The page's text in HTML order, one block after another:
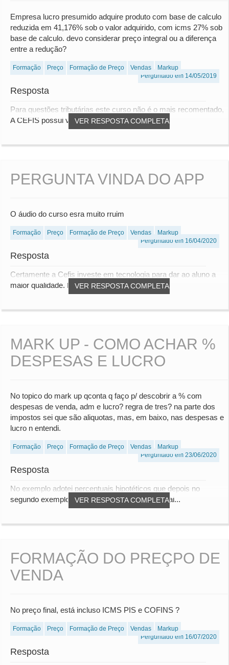
Empresa lucro presumido adquire produto com base de calculo
reduzida em 41,176% sob o valor adquirido, com icms 27% sob
base de calculo. devo considerar preço integral ou a diferença
entre a redução?
Formação Preço Formação de Preço Vendas
Markup
Perguntado em 14/05/2019
Resposta
VER RESPOSTA COMPLETA
Para questões tributárias este curso não é o mais recomentado,
A CEFIS possui vários cursos com esse...
PERGUNTA VINDA DO APP
O áudio do curso esra muito rruim
Formação Preço Formação de Preço Vendas
Markup
Perguntado em 16/04/2020
Resposta
VER RESPOSTA COMPLETA
Certamente a Cefis investe em tecnologia para dar ao aluno a
maior qualidade. Entretanto a utilizaçã...
MARK UP - COMO ACHAR %
DESPESAS E LUCRO
No topico do mark up qconta q faço p/ descobrir a % com
despesas de venda, adm e lucro? regra de tres? na parte dos
impostos sei que são aliquotas, mas, em baixo, nas despesas e
lucro n entendi.
Formação Preço Formação de Preço Vendas
Markup
Perguntado em 23/06/2020
Resposta
VER RESPOSTA COMPLETA
No exemplo adotei percentuais hipotéticos que depois no
segundo exemplo usei estes mesmos percentuai...
FORMAÇÃO DO PREÇPO DE
VENDA
No preço final, está incluso ICMS PIS e COFINS ?
Formação Preço Formação de Preço Vendas
Markup
Perguntado em 16/07/2020
Resposta